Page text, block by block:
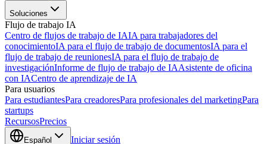
Soluciones
Flujo de trabajo IA
Centro de flujos de trabajo de IAIA para trabajadores del
conocimientoIA para el flujo de trabajo de documentosIA para el
flujo de trabajo de reunionesIA para el flujo de trabajo de
investigaciónInforme de flujo de trabajo de IAAsistente de oficina
con IACentro de aprendizaje de IA
Para usuarios
Para estudiantesPara creadoresPara profesionales del marketingPara
startups
RecursosPrecios
Español Iniciar sesión